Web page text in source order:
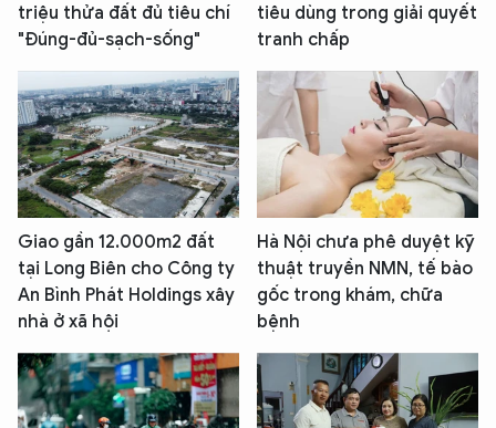
triệu thửa đất đủ tiêu chí
"Đúng-đủ-sạch-sống"
tiêu dùng trong giải quyết
tranh chấp
Giao gần 12.000m2 đất
tại Long Biên cho Công ty
An Bình Phát Holdings xây
nhà ở xã hội
Hà Nội chưa phê duyệt kỹ
thuật truyền NMN, tế bào
gốc trong khám, chữa
bệnh